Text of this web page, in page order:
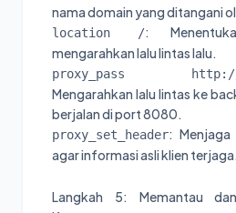
nama domain yang ditangani
location /:
mengarahkan lalu lintas lalu.
proxy_pass http://
Mengarahkan lalu lintas ke
berjalan di port 8080.
proxy_set_header:
agar informasi asli klien terjaga.
Langkah 5: Memantau